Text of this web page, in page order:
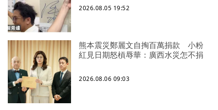
2026.08.05 19:52
熊本震災鄭麗文自掏百萬捐款 小粉
紅見日期怒槓辱華：廣西水災怎不捐
2026.08.06 09:03